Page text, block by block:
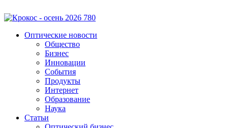
Оптические новости
Общество
Бизнес
Инновации
События
Продукты
Интернет
Образование
Наука
Статьи